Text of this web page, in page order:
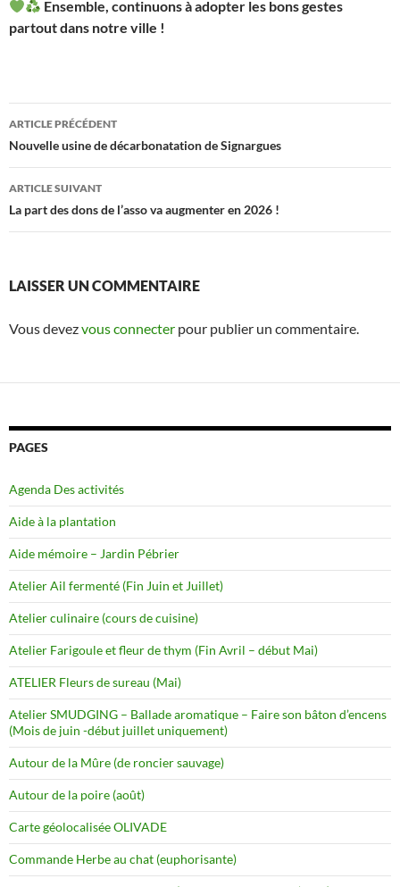
Ensemble, continuons à adopter les bons gestes
partout dans notre ville !
Navigation
des
articles
ARTICLE PRÉCÉDENT
Nouvelle usine de décarbonatation de Signargues
ARTICLE SUIVANT
La part des dons de l’asso va augmenter en 2026 !
LAISSER UN COMMENTAIRE
Vous devezvous connecter pour publier un commentaire.
PAGES
Agenda Des activités
Aide à la plantation
Aide mémoire – Jardin Pébrier
Atelier Ail fermenté (Fin Juin et Juillet)
Atelier culinaire (cours de cuisine)
Atelier Farigoule et fleur de thym (Fin Avril – début Mai)
ATELIER Fleurs de sureau (Mai)
Atelier SMUDGING – Ballade aromatique – Faire son bâton d’encens
(Mois de juin -début juillet uniquement)
Autour de la Mûre (de roncier sauvage)
Autour de la poire (août)
Carte géolocalisée OLIVADE
Commande Herbe au chat (euphorisante)